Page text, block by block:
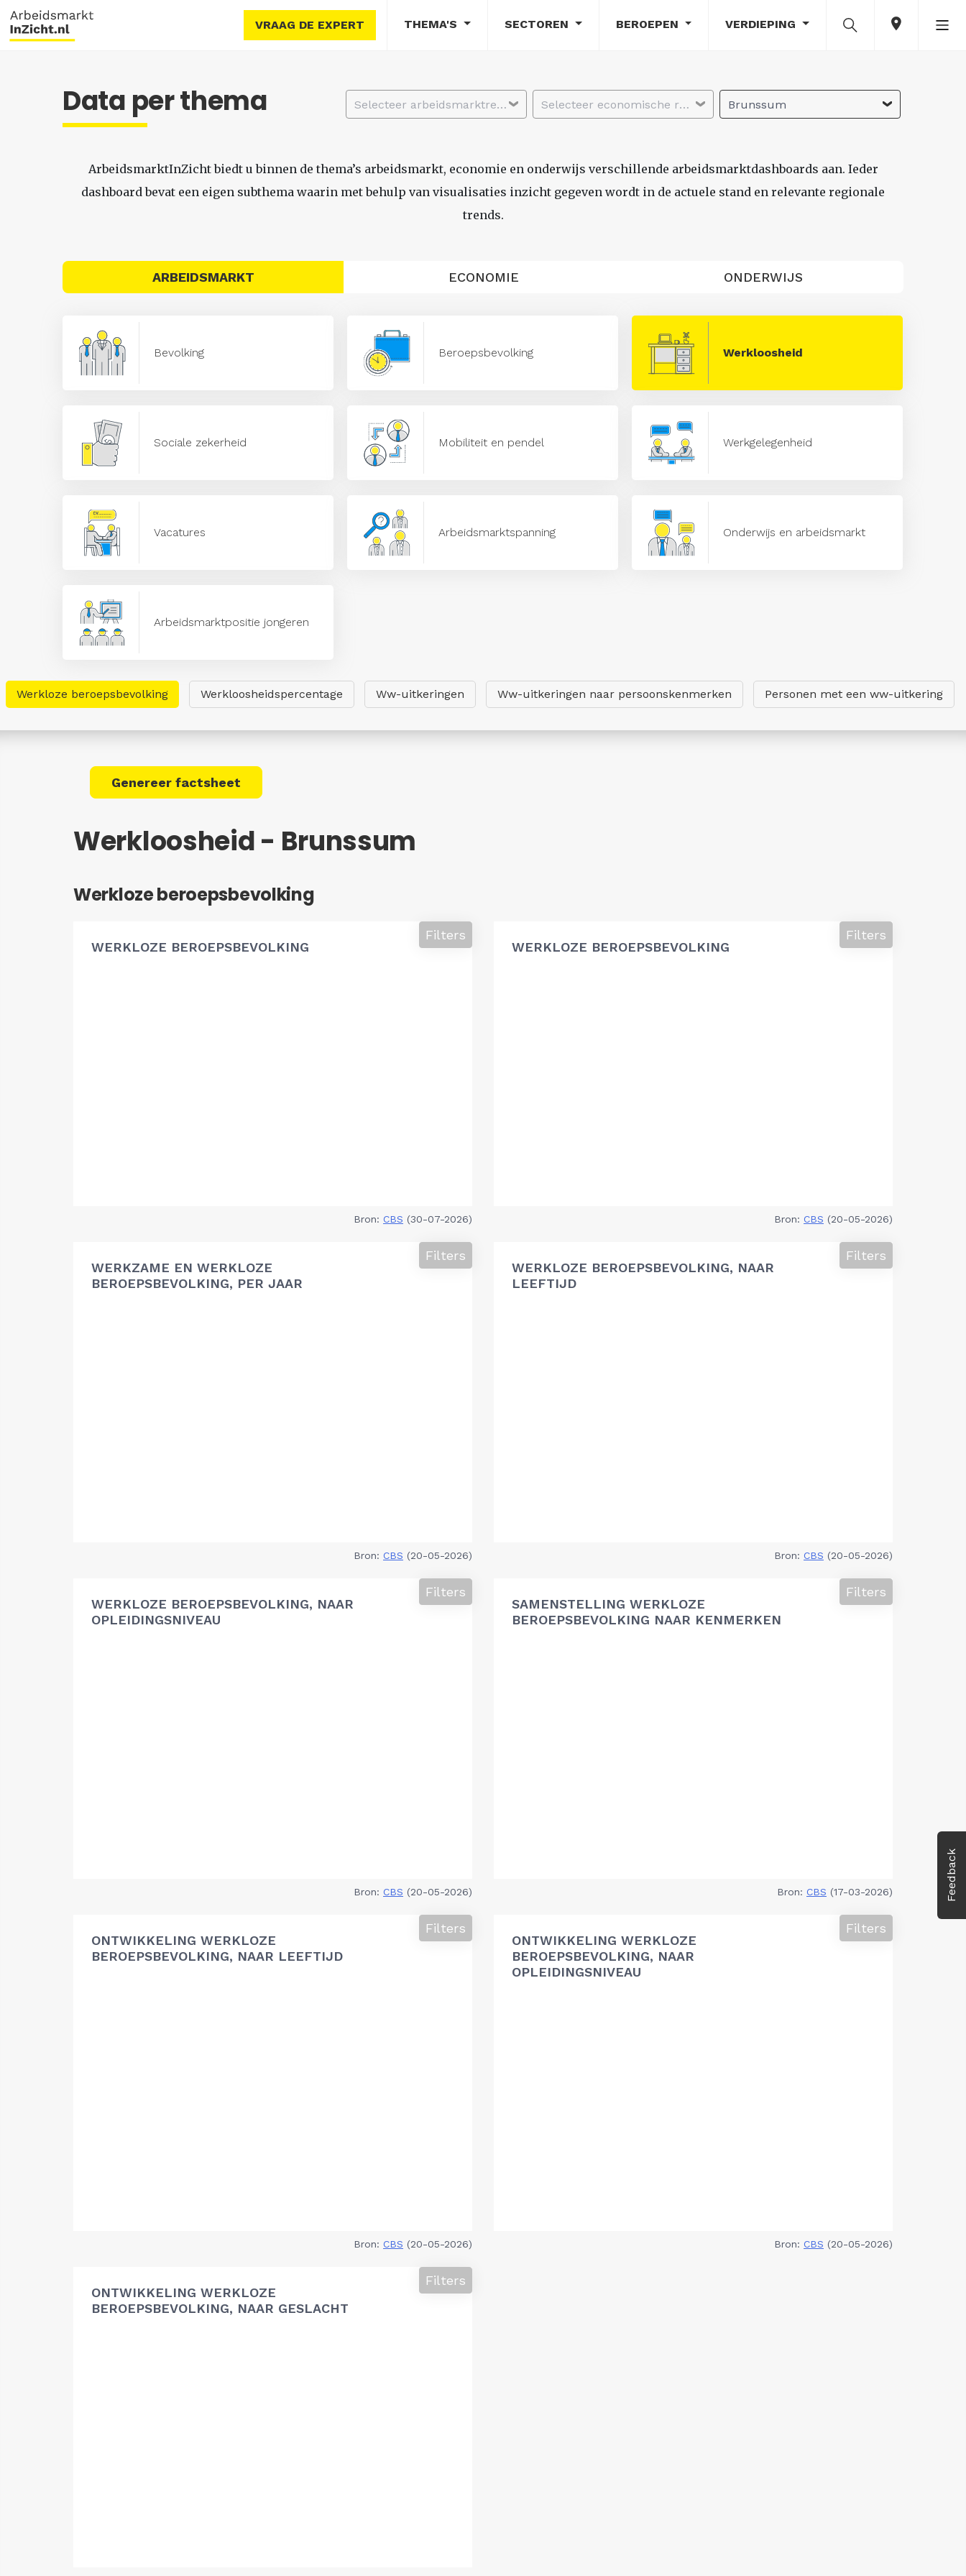
VRAAG DE EXPERT THEMA'S SECTOREN BEROEPEN VERDIEPING
Feedback
Data per thema Selecteer arbeidsmarktregio Selecteer economische regio Brunssum
ArbeidsmarktInZicht biedt u binnen de thema’s arbeidsmarkt, economie en onderwijs verschillende arbeidsmarktdashboards aan. Ieder
dashboard bevat een eigen subthema waarin met behulp van visualisaties inzicht gegeven wordt in de actuele stand en relevante regionale
trends.
ARBEIDSMARKT ECONOMIE ONDERWIJS
Bevolking Beroepsbevolking Werkloosheid
Sociale zekerheid Mobiliteit en pendel Werkgelegenheid
Vacatures Arbeidsmarktspanning Onderwijs en arbeidsmarkt
Arbeidsmarktpositie jongeren
Werkloze beroepsbevolking Werkloosheidspercentage Ww-uitkeringen Ww-uitkeringen naar persoonskenmerken Personen met een ww-uitkering
Genereer factsheet
Werkloosheid - Brunssum
Werkloze beroepsbevolking
WERKLOZE BEROEPSBEVOLKING
Filters
Bron: CBS (30-07-2026)
WERKLOZE BEROEPSBEVOLKING
Filters
Bron: CBS (20-05-2026)
WERKZAME EN WERKLOZE
BEROEPSBEVOLKING, PER JAAR
Filters
Bron: CBS (20-05-2026)
WERKLOZE BEROEPSBEVOLKING, NAAR
LEEFTIJD
Filters
Bron: CBS (20-05-2026)
WERKLOZE BEROEPSBEVOLKING, NAAR
OPLEIDINGSNIVEAU
Filters
Bron: CBS (20-05-2026)
SAMENSTELLING WERKLOZE
BEROEPSBEVOLKING NAAR KENMERKEN
Filters
Bron: CBS (17-03-2026)
ONTWIKKELING WERKLOZE
BEROEPSBEVOLKING, NAAR LEEFTIJD
Filters
Bron: CBS (20-05-2026)
ONTWIKKELING WERKLOZE
BEROEPSBEVOLKING, NAAR
OPLEIDINGSNIVEAU
Filters
Bron: CBS (20-05-2026)
ONTWIKKELING WERKLOZE
BEROEPSBEVOLKING, NAAR GESLACHT
Filters